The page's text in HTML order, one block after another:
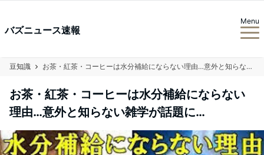
バズニュース速報
Menu
豆知識 お茶・紅茶・コーヒーは水分補給にならない理由…意外と知らない雑学が話題に…
お茶・紅茶・コーヒーは水分補給にならない
理由…意外と知らない雑学が話題に…